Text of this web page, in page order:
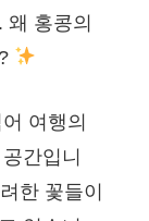
왜 홍콩의
여행의
간입니
한 꽃들이